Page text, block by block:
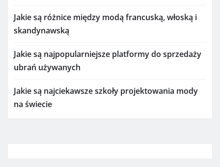
Jakie są różnice między modą francuską, włoską i
skandynawską
Jakie są najpopularniejsze platformy do sprzedaży
ubrań używanych
Jakie są najciekawsze szkoły projektowania mody
na świecie